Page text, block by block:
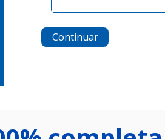
Continuar